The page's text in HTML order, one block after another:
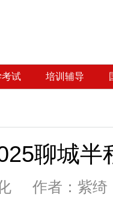
考试 培训辅导
聊城
化 作者：紫